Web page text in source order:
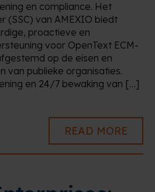
en compliance. Het
(SSC) van AMEXIO biedt
proactieve en
voor OpenText ECM-
op de eisen en
van publieke organisaties.
en 24/7 bewaking van […]
READ MORE